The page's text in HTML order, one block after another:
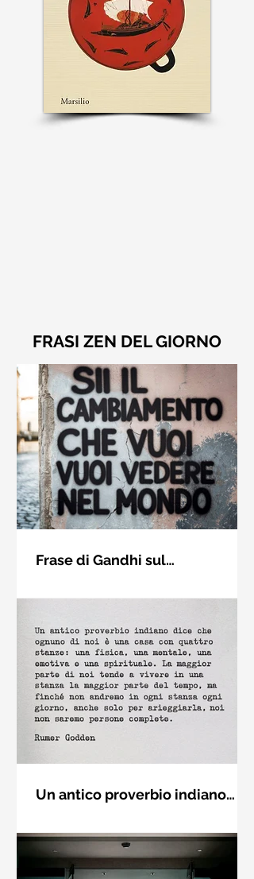
FRASI ZEN DEL GIORNO
Frase di Gandhi sul
Un antico proverbio indiano
con la macchina per scrivere
ognuno di noi è una casa con quattro
stanze: una fisica, una mentale, una